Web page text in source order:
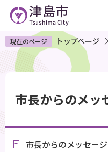
ペ
ー
ジ
で
す
現在のページ トップページ
市長からのメッ
市長からのメッセー